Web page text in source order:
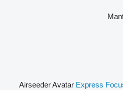
AirseederAvatar Express